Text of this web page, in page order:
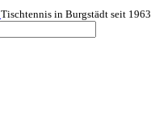
Tischtennis in Burgstädt seit 1963